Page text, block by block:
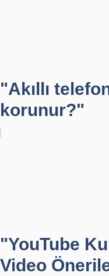
"Akıllı
korunur?"
"YouTube
Video